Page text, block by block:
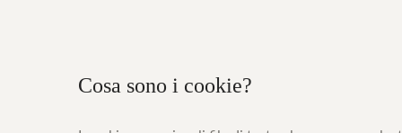
Cosa sono i cookie?